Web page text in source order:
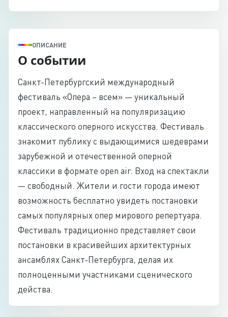
ОПИСАНИЕ
О событии
Санкт-Петербургский международный
фестиваль «Опера – всем» — уникальный
проект, направленный на популяризацию
классического оперного искусства. Фестиваль
знакомит публику с выдающимися шедеврами
зарубежной и отечественной оперной
классики в формате open air. Вход на спектакли
— свободный. Жители и гости города имеют
возможность бесплатно увидеть постановки
самых популярных опер мирового репертуара.
Фестиваль традиционно представляет свои
постановки в красивейших архитектурных
ансамблях Санкт-Петербурга, делая их
полноценными участниками сценического
действа.